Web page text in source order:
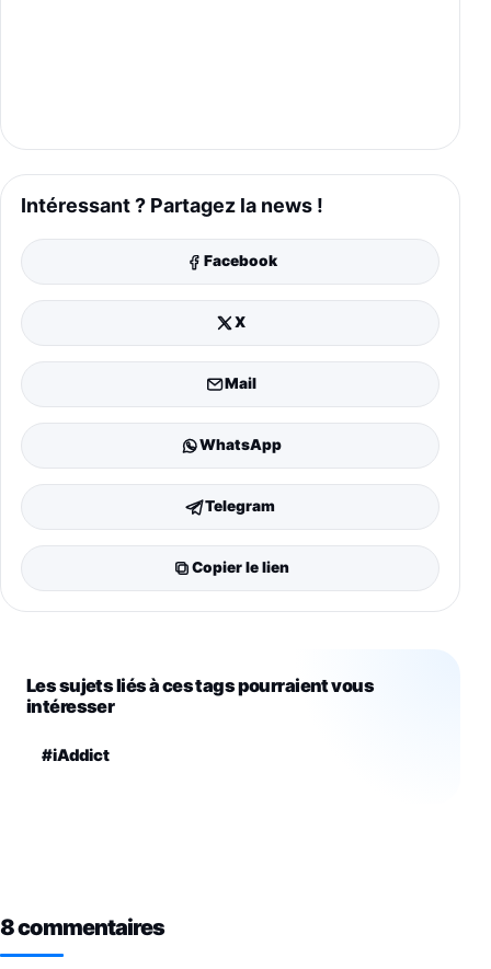
Intéressant ? Partagez la news !
Facebook
X
Mail
WhatsApp
Telegram
Copier le lien
Les sujets liés à ces tags pourraient vous
intéresser
#iAddict
8 commentaires